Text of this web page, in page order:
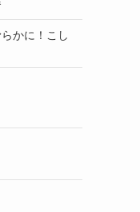
かに！こし